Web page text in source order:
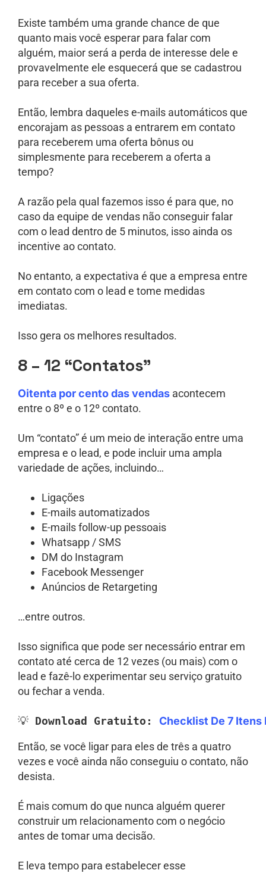
Existe também uma grande chance de que
quanto mais você esperar para falar com
alguém, maior será a perda de interesse dele e
provavelmente ele esquecerá que se cadastrou
para receber a sua oferta.
Então, lembra daqueles e-mails automáticos que
encorajam as pessoas a entrarem em contato
para receberem uma oferta bônus ou
simplesmente para receberem a oferta a
tempo?
A razão pela qual fazemos isso é para que, no
caso da equipe de vendas não conseguir falar
com o lead dentro de 5 minutos, isso ainda os
incentive ao contato.
No entanto, a expectativa é que a empresa entre
em contato com o lead e tome medidas
imediatas.
Isso gera os melhores resultados.
8 – 12 “Contatos”
Oitenta por cento das vendasacontecem
entre o 8º e o 12º contato.
Um “contato” é um meio de interação entre uma
empresa e o lead, e pode incluir uma ampla
variedade de ações, incluindo…
Ligações
E-mails automatizados
E-mails follow-up pessoais
Whatsapp / SMS
DM do Instagram
Facebook Messenger
Anúncios de Retargeting
…entre outros.
Isso significa que pode ser necessário entrar em
contato até cerca de 12 vezes (ou mais) com o
lead e fazê-lo experimentar seu serviço gratuito
ou fechar a venda.
💡 Download Gratuito: Checklist De 7 Itens
Então, se você ligar para eles de três a quatro
vezes e você ainda não conseguiu o contato, não
desista.
É mais comum do que nunca alguém querer
construir um relacionamento com o negócio
antes de tomar uma decisão.
E leva tempo para estabelecer esse